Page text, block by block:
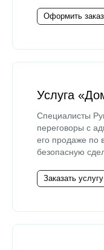
Оформить заказ
Услуга
Специалисты
переговоры с
его продаже по
безопасную
Заказать услугу